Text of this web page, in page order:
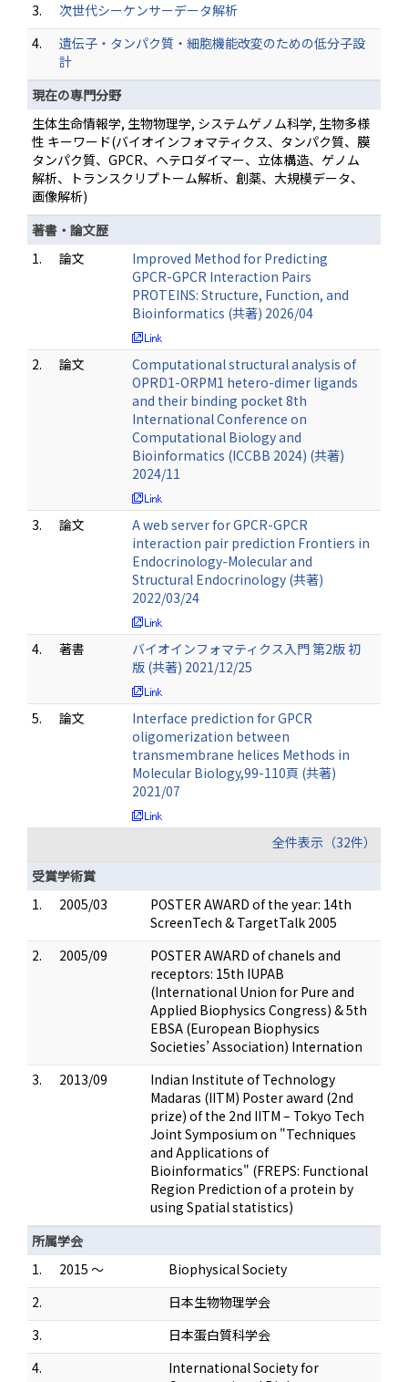
3.
次世代シーケンサーデータ解析
4.
遺伝子・タンパク質・細胞機能改変のための低分子設
計
現在の専門分野
生体生命情報学, 生物物理学, システムゲノム科学, 生物多様
性 キーワード(バイオインフォマティクス、タンパク質、膜
タンパク質、GPCR、ヘテロダイマー、立体構造、ゲノム
解析、トランスクリプトーム解析、創薬、大規模データ、
画像解析)
著書・論文歴
1.
論文
Improved Method for Predicting
GPCR-GPCR Interaction Pairs
PROTEINS: Structure, Function, and
Bioinformatics (共著) 2026/04
2. 論文
Computational structural analysis of
OPRD1-ORPM1 hetero-dimer ligands
and their binding pocket 8th
International Conference on
Computational Biology and
Bioinformatics (ICCBB 2024) (共著)
2024/11
3. 論文
A web server for GPCR-GPCR
interaction pair prediction Frontiers in
Endocrinology-Molecular and
Structural Endocrinology (共著)
2022/03/24
4. 著書
バイオインフォマティクス入門 第2版 初
版 (共著) 2021/12/25
5. 論文
Interface prediction for GPCR
oligomerization between
transmembrane helices Methods in
Molecular Biology,99-110頁 (共著)
2021/07
全件表示（32件）
受賞学術賞
1.
2005/03
POSTER AWARD of the year: 14th
ScreenTech & TargetTalk 2005
2.
2005/09
POSTER AWARD of chanels and
receptors: 15th IUPAB
(International Union for Pure and
Applied Biophysics Congress) & 5th
EBSA (European Biophysics
Societies’ Association) Internation
3.
2013/09
Indian Institute of Technology
Madaras (IITM) Poster award (2nd
prize) of the 2nd IITM – Tokyo Tech
Joint Symposium on "Techniques
and Applications of
Bioinformatics" (FREPS: Functional
Region Prediction of a protein by
using Spatial statistics)
所属学会
1.
2015 ～
Biophysical Society
2.
日本生物物理学会
3.
日本蛋白質科学会
4.
International Society for